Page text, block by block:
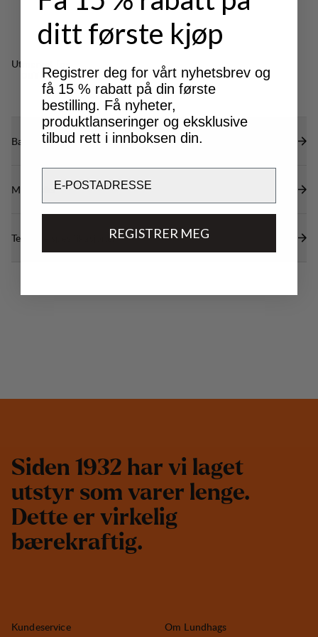
Utmerket for
OUTDOOR LIFE
Bærekraftsegenskaper
Materialer
Tekniske spesifikasjoner
Siden 1932 har vi laget
utstyr som varer lenge.
Dette er virkelig
bærekraftig.
Kundeservice Om Lundhags
ditt første kjøp
Registrer deg for vårt nyhetsbrev og
få 15 % rabatt på din første
bestilling. Få nyheter,
produktlanseringer og eksklusive
tilbud rett i innboksen din.
REGISTRER MEG